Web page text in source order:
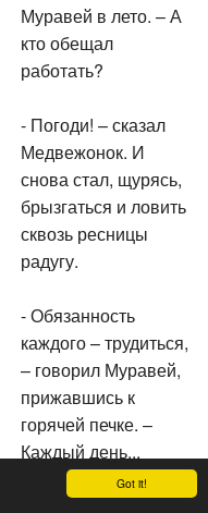
Got it!
Муравей в лето. – А
кто обещал
работать?
- Погоди! – сказал
Медвежонок. И
снова стал, щурясь,
брызгаться и ловить
сквозь ресницы
радугу.
- Обязанность
каждого – трудиться,
– говорил Муравей,
прижавшись к
горячей печке. –
Каждый день...
«Заладил, –